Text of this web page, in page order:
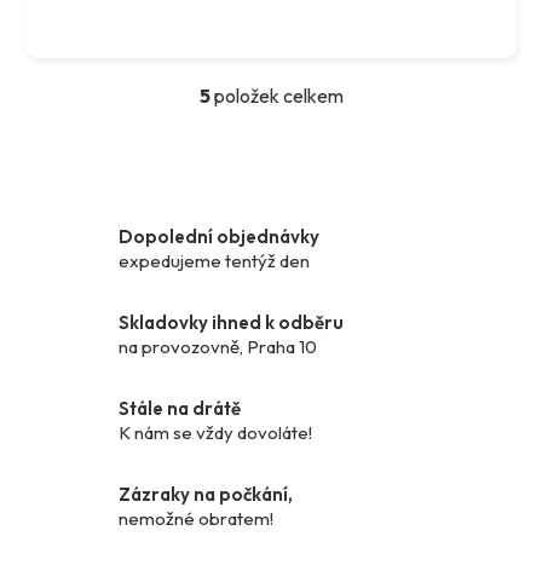
O
a
c
p
r
y
p
i
5položek celkem
Dopolední objednávky
expedujeme tentýž den
Skladovky ihned k odběru
na provozovně, Praha 10
Stále na drátě
K nám se vždy dovoláte!
Zázraky na počkání,
nemožné obratem!